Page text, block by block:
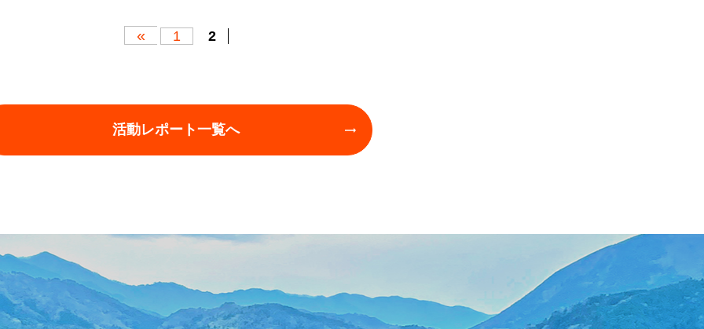
« 1 2
活動レポート一覧へ